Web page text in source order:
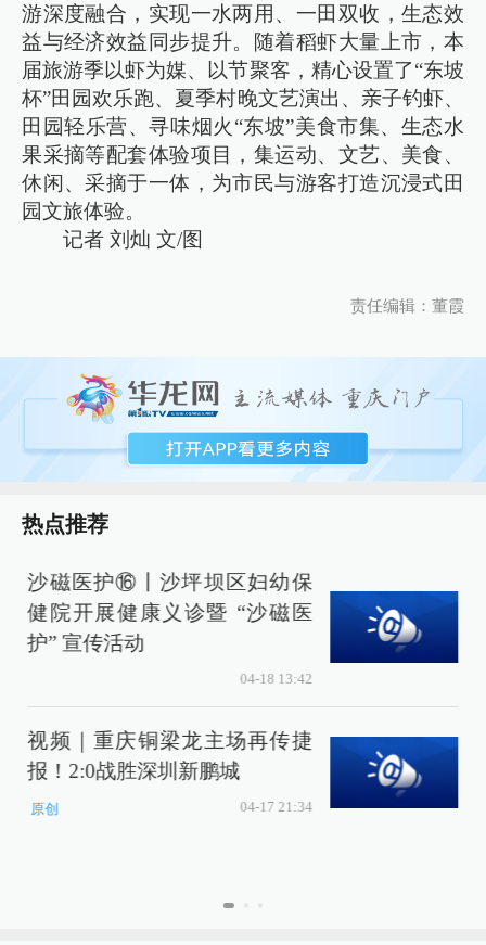
游深度融合，实现一水两用、一田双收，生态效
益与经济效益同步提升。随着稻虾大量上市，本
届旅游季以虾为媒、以节聚客，精心设置了“东坡
杯”田园欢乐跑、夏季村晚文艺演出、亲子钓虾、
田园轻乐营、寻味烟火“东坡”美食市集、生态水
果采摘等配套体验项目，集运动、文艺、美食、
休闲、采摘于一体，为市民与游客打造沉浸式田
园文旅体验。
记者 刘灿 文/图
责任编辑：董霞
热点推荐
沙磁医护⑯丨沙坪坝区妇幼保
健院开展健康义诊暨 “沙磁医
护” 宣传活动
04-18 13:42
视频｜重庆铜梁龙主场再传捷
报！2:0战胜深圳新鹏城
原创 04-17 21:34